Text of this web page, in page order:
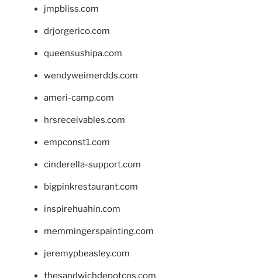
jmpbliss.com
drjorgerico.com
queensushipa.com
wendyweimerdds.com
ameri-camp.com
hrsreceivables.com
empconst1.com
cinderella-support.com
bigpinkrestaurant.com
inspirehuahin.com
memmingerspainting.com
jeremypbeasley.com
thesandwichdepotcos.com